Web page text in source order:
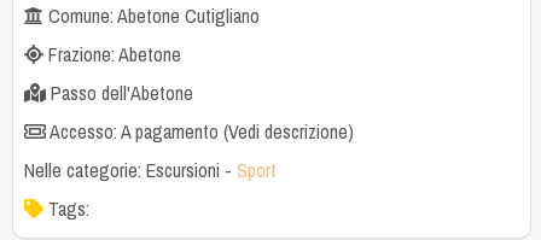
Comune: Abetone Cutigliano
Frazione: Abetone
Passo dell'Abetone
Accesso: A pagamento (Vedi descrizione)
Nelle categorie: Escursioni - Sport
Tags: